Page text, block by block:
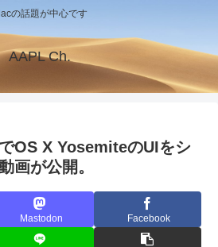
の話題が中心です
AAPL Ch.
OS X YosemiteのUIをシ
画が公開。
Mastodon Facebook